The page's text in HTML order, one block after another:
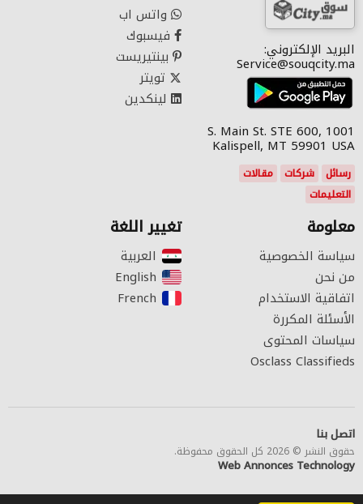
البريد الإلكتروني:
Service@souqcity.ma
1001 S. Main St. STE 600,
Kalispell, MT 59901 USA
رسائل شركات
مقالات
التعليمات
واتس اب
فيسبوك
بينتيريست
تويتر
لينكدين
معلومة
سياسة الخصوصية
من نحن
اتفاقية الاستخدام
الأسئلة المكررة
سياسات المحتوى
Osclass Classifieds
تغيير اللغة
العربية‎
English‎
French‎
اتصل بنا
حقوق النشر © 2026 كل الحقوق محفوظة.
Web Annonces Technology